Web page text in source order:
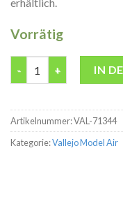
Vorrätig
IN
Artikelnummer:VAL-71344
Kategorie:Vallejo Model Air